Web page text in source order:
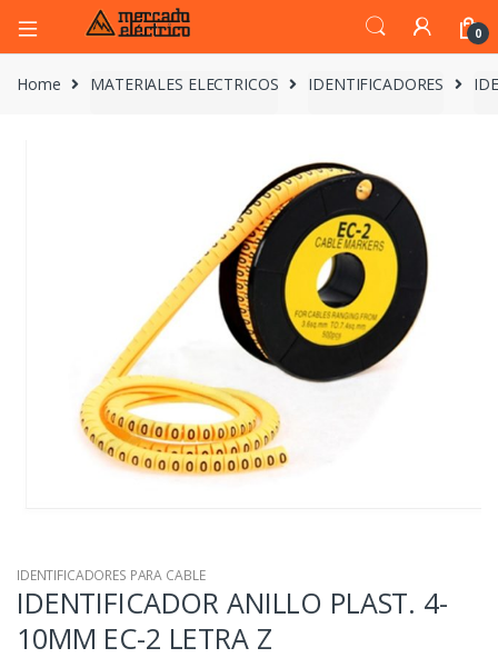
0
Home MATERIALES ELECTRICOS IDENTIFICADORES
IDENTIFICADORES PARA CABLE
IDENTIFICADOR ANILLO PLAST. 4-
10MM EC-2 LETRA Z